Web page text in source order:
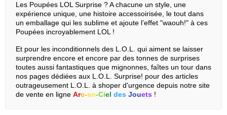
Les Poupées LOL Surprise ? A chacune un style, une
expérience unique, une histoire accessoirisée, le tout dans
un emballage qui les sublime et ajoute l’effet "waouh!" à ces
Poupées incroyablement LOL !
Et pour les inconditionnels des L.O.L. qui aiment se laisser
surprendre encore et encore par des tonnes de surprises
toutes aussi fantastiques que mignonnes, faîtes un tour dans
nos pages dédiées aux L.O.L. Surprise! pour des articles
outrageusement L.O.L. à shoper d'urgence depuis notre site
de vente en ligne Arc-en-Ciel des Jouets !